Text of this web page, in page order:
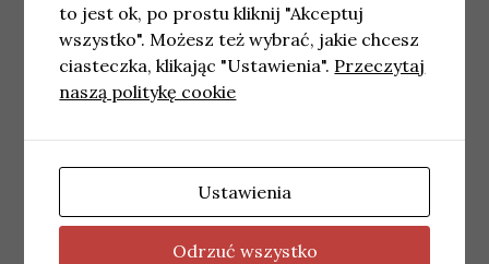
to jest ok, po prostu kliknij "Akceptuj
wszystko". Możesz też wybrać, jakie chcesz
ciasteczka, klikając "Ustawienia". Przeczytaj
naszą politykę cookie
Ustawienia
Odrzuć wszystko